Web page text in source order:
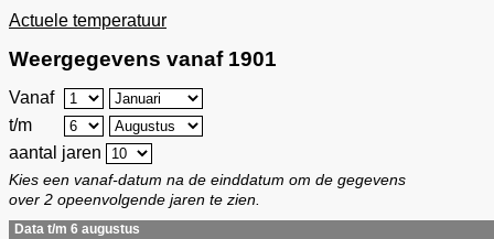
Actuele temperatuur
Weergegevens vanaf 1901
Vanaf
t/m
aantal jaren
Kies een vanaf-datum na de einddatum om de gegevens
over 2 opeenvolgende jaren te zien.
Data t/m 6 augustus